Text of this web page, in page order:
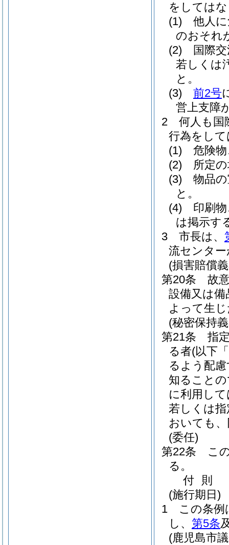
をしては
(1)
他人
のおそれ
(2)
国際
若しくは
と。
(3)
前2号
営上支障
2
何人も国
行為をし
(1)
危険
(2)
所定
(3)
物品
と。
(4)
印刷
は掲示す
3
市長は、
流センタ
(損害賠償
第20条
故
設備又は
よって生
(秘密保持
第21条
指
る者(以下
るよう配
知ること
に利用し
若しくは
おいても
(委任)
第22条
こ
る。
付 則
(施行期日)
1
この条例
し、 第5条
(鹿児島市